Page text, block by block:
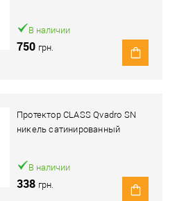
В наличии
750 грн.
Протектор CLASS Qvadro SN
никель сатинированный
В наличии
338 грн.